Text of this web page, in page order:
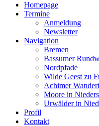
Homepage
Termine
Anmeldung
Newsletter
Navigation
Bremen
Bassumer
Nordpfade
Wilde Geest zu
Achimer
Moore in
Urwälder in
Profil
Kontakt